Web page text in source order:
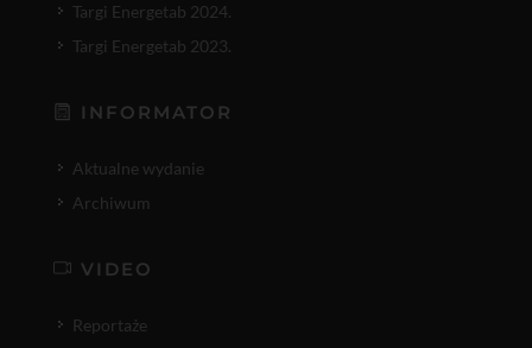
Targi Energetab 2024.
Targi Energetab 2023.
INFORMATOR
Aktualne wydanie
Archiwum
VIDEO
Reportaże